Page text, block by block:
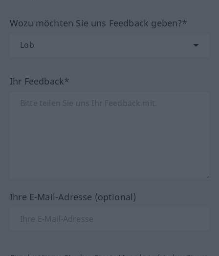
Wozu möchten Sie uns Feedback geben?*
Ihr Feedback*
Ihre E-Mail-Adresse (optional)